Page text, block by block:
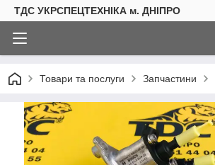
ТДС УКРСПЕЦТЕХНІКА м. ДНІПРО
Товари та послуги Запчастини